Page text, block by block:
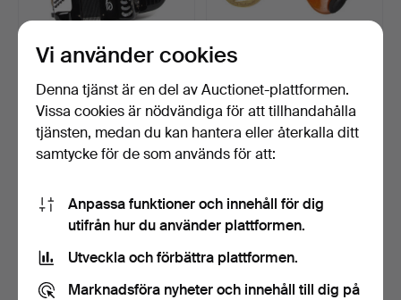
DRAGSPEL. Zero Sette,
Castelfidardo, Itali…
Klubbades 13 dec 2024
13 bud
421 USD
EVERT TAUBE
MEMORABILIA. Fiol med
stråke s…
Klubbades 14 okt 2024
20 bud
316 USD
Vi använder cookies
Denna tjänst är en del av Auctionet-plattformen.
Vissa cookies är nödvändiga för att tillhandahålla
tjänsten, medan du kan hantera eller återkalla ditt
samtycke för de som används för att:
Anpassa funktioner och innehåll för dig
utifrån hur du använder plattformen.
Utveckla och förbättra plattformen.
Marknadsföra nyheter och innehåll till dig på